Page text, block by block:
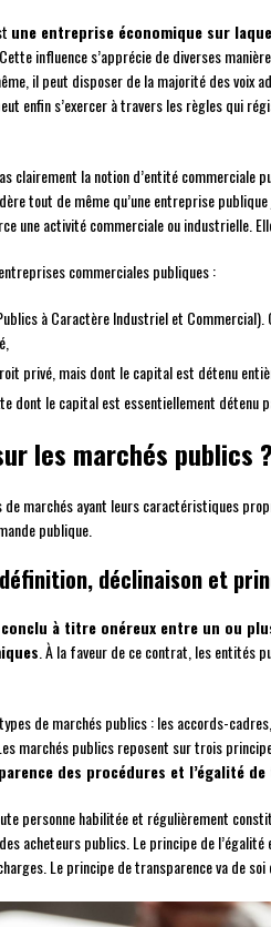
une entreprise économique sur
. Cette influence s’apprécie de diverses
il peut disposer de la majorité des voix
enfin s’exercer à travers les règles qui
clairement la notion d’entité commerciale
tout de même qu’une entreprise
une activité commerciale ou industrielle.
commerciales publiques :
à Caractère Industriel et
privé, mais dont le capital est détenu
dont le capital est essentiellement détenu
les marchés publics ?
marchés ayant leurs caractéristiques
publique.
déclinaison et
à titre onéreux entre un ou
. À la faveur de ce contrat, les entités
de marchés publics : les accords-
marchés publics reposent sur trois
des procédures et l’égalité
personne habilitée et régulièrement
acheteurs publics. Le principe de
Le principe de transparence va de